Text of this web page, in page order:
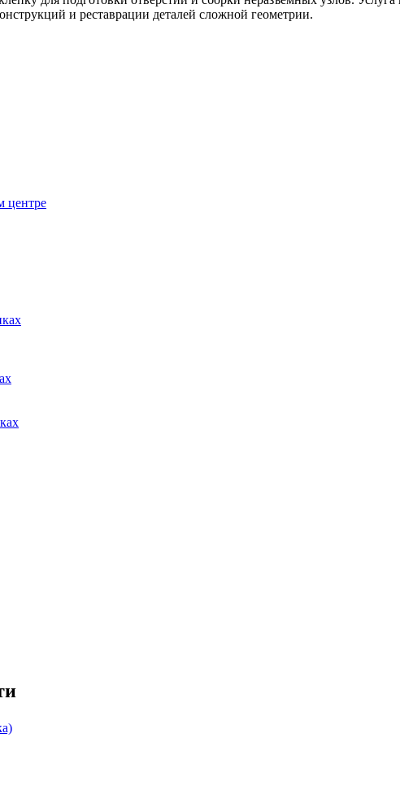
и реставрации деталей сложной геометрии.
центре